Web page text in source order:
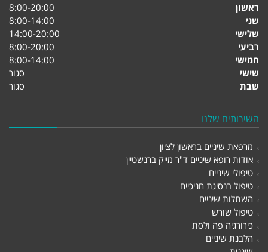
ראשון
8:00-20:00
שני
8:00-14:00
שלישי
14:00-20:00
רביעי
8:00-20:00
חמישי
8:00-14:00
שישי
סגור
שבת
סגור
השירותים שלנו
מרפאת שיניים בראשון לציון
אודות רופא שיניים ד"ר מייק ברנשטיין
טיפולי שיניים
טיפול בנסיגת חניכיים
השתלות שיניים
טיפול שורש
כירורגיה פה ולסת
הלבנת שיניים